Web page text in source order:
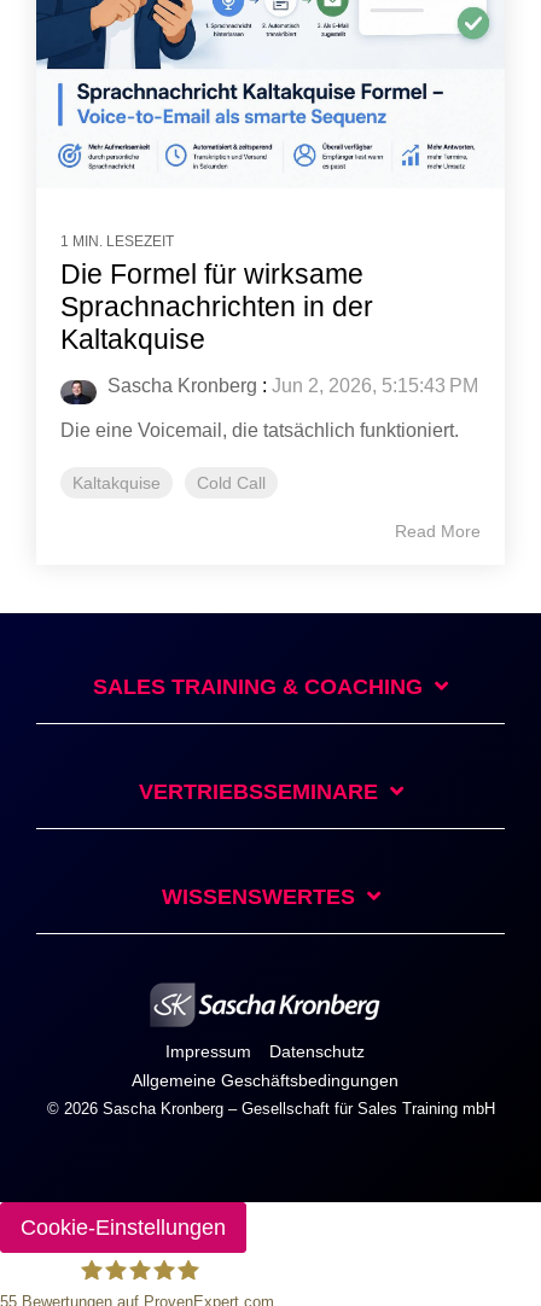
1 MIN. LESEZEIT
Die Formel für wirksame
Sprachnachrichten in der
Kaltakquise
Sascha Kronberg : Jun 2, 2026, 5:15:43 PM
Die eine Voicemail, die tatsächlich funktioniert.
Kaltakquise Cold Call
Read More
SALES TRAINING & COACHING
VERTRIEBSSEMINARE
WISSENSWERTES
Impressum
Datenschutz
Allgemeine Geschäftsbedingungen
© 2026 Sascha Kronberg – Gesellschaft für Sales Training mbH
Cookie-Einstellungen
55 Bewertungen auf ProvenExpert.com